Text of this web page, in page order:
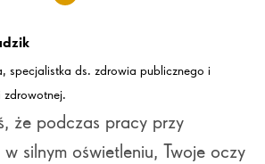
specjalistka ds. zdrowia publicznego i
zdrowotnej.
że podczas pracy przy
silnym oświetleniu, Twoje oczy